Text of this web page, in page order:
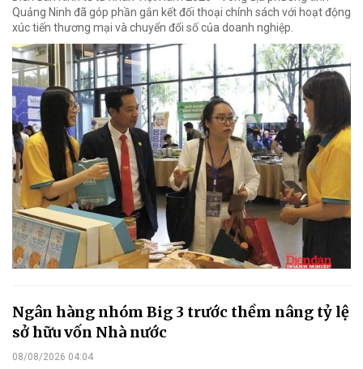
Quảng Ninh đã góp phần gắn kết đối thoại chính sách với hoạt động
xúc tiến thương mại và chuyển đổi số của doanh nghiệp.
Ngân hàng nhóm Big 3 trước thềm nâng tỷ lệ
sở hữu vốn Nhà nước
08/08/2026 04:04